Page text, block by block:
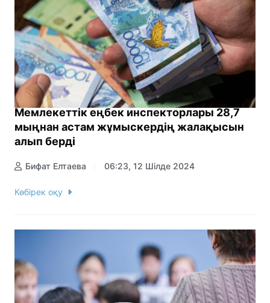
Мемлекеттік еңбек инспекторлары 28,7
мыңнан астам жұмыскердің жалақысын
алып берді
Бифат Елтаева 06:23, 12 Шілде 2024
Көбірек оқу